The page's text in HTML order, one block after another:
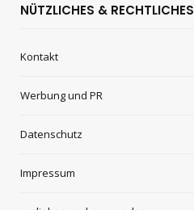
NÜTZLICHES & RECHTLICHES
Kontakt
Werbung und PR
Datenschutz
Impressum